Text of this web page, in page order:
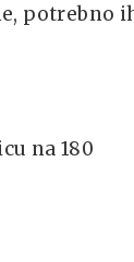
potrebno
na 180